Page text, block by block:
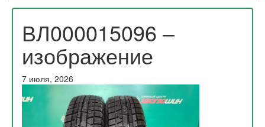
ВЛ000015096 –
изображение
7 июля, 2026